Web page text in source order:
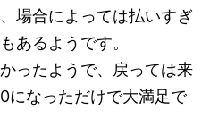
場合によっては払いすぎ
あるようです。
ったようで、戻っては来
になっただけで大満足で